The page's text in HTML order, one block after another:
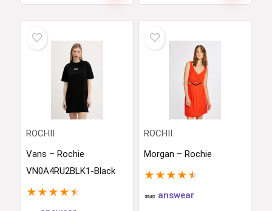
ROCHII
Vans – Rochie
VN0A4RU2BLK1-Black
★ ★ ★ ★ ★
ROCHII
Morgan – Rochie
★ ★ ★ ★ ★
answear